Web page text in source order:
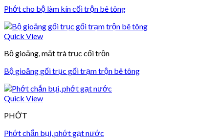
Phớt cho bộ làm kín cối trộn bê tông
Quick View
Bộ gioăng, mặt trà trục cối trộn
Bộ gioăng gối trục gối trạm trộn bê tông
Quick View
PHỚT
Phớt chắn bụi, phớt gạt nước